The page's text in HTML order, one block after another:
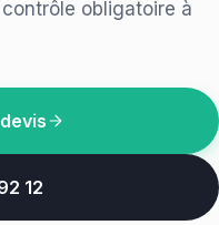
obligatoire à
12